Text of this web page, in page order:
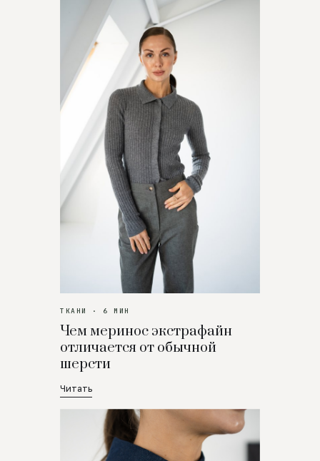
ТКАНИ · 6 МИН
Чем меринос экстрафайн
отличается от обычной
шерсти
Читать